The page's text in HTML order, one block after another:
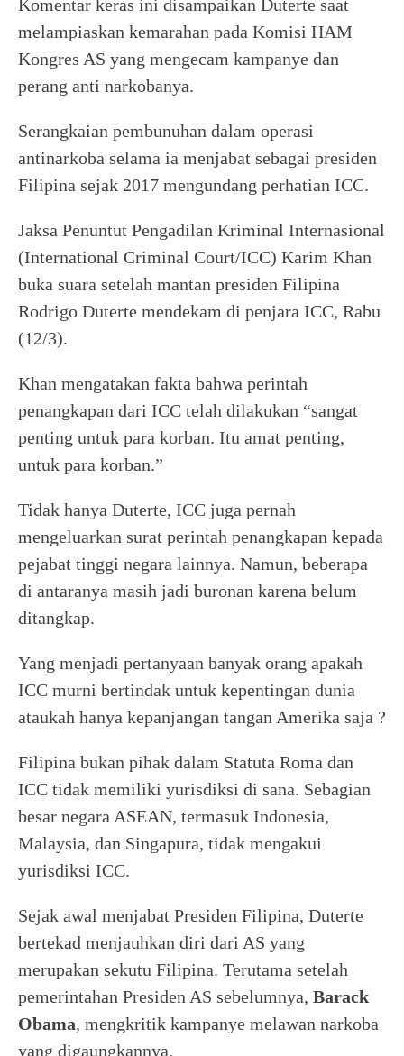
Komentar keras ini disampaikan Duterte saat
melampiaskan kemarahan pada Komisi HAM
Kongres AS yang mengecam kampanye dan
perang anti narkobanya.
Serangkaian pembunuhan dalam operasi
antinarkoba selama ia menjabat sebagai presiden
Filipina sejak 2017 mengundang perhatian ICC.
Jaksa Penuntut Pengadilan Kriminal Internasional
(International Criminal Court/ICC) Karim Khan
buka suara setelah mantan presiden Filipina
Rodrigo Duterte mendekam di penjara ICC, Rabu
(12/3).
Khan mengatakan fakta bahwa perintah
penangkapan dari ICC telah dilakukan “sangat
penting untuk para korban. Itu amat penting,
untuk para korban.”
Tidak hanya Duterte, ICC juga pernah
mengeluarkan surat perintah penangkapan kepada
pejabat tinggi negara lainnya. Namun, beberapa
di antaranya masih jadi buronan karena belum
ditangkap.
Yang menjadi pertanyaan banyak orang apakah
ICC murni bertindak untuk kepentingan dunia
ataukah hanya kepanjangan tangan Amerika saja ?
Filipina bukan pihak dalam Statuta Roma dan
ICC tidak memiliki yurisdiksi di sana. Sebagian
besar negara ASEAN, termasuk Indonesia,
Malaysia, dan Singapura, tidak mengakui
yurisdiksi ICC.
Sejak awal menjabat Presiden Filipina, Duterte
bertekad menjauhkan diri dari AS yang
merupakan sekutu Filipina. Terutama setelah
pemerintahan Presiden AS sebelumnya, Barack
Obama, mengkritik kampanye melawan narkoba
yang digaungkannya.